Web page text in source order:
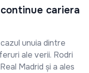
cariera
unuia dintre
ale verii. Rodri
Madrid și a ales